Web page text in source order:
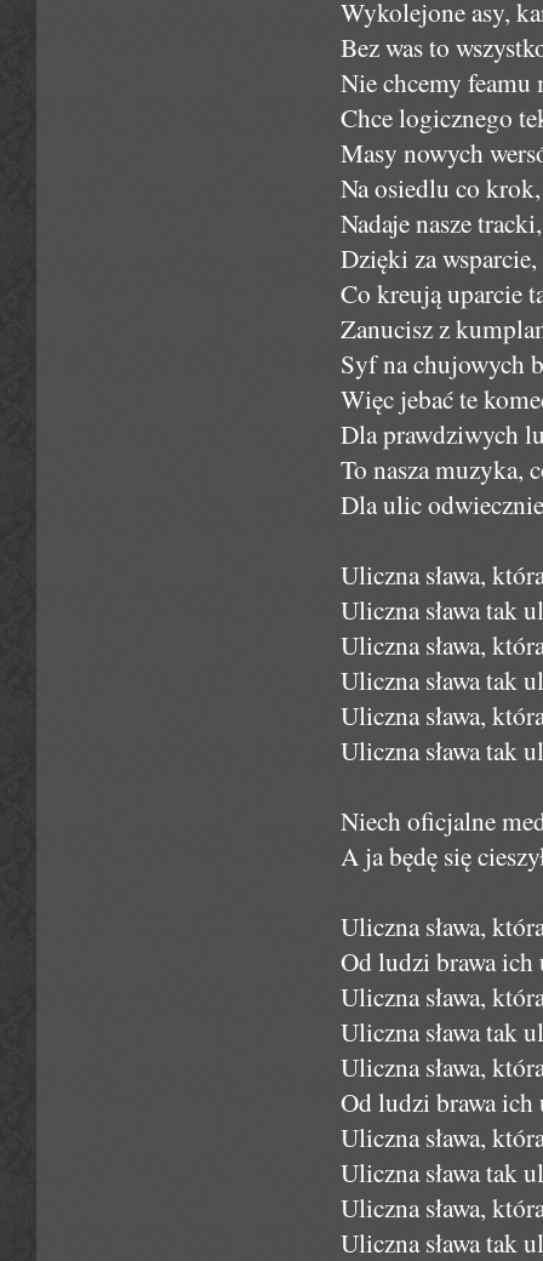
Wykolejone asy,
Bez was to
Nie chcemy feamu
Chce logicznego
Masy nowych
Na osiedlu co
Nadaje nasze
Dzięki za
Co kreują uparcie
Zanucisz z
Syf na chujowych
Więc jebać te
Dla prawdziwych
To nasza muzyka,
Dla ulic
Uliczna sława,
Uliczna sława tak
Uliczna sława,
Uliczna sława tak
Uliczna sława,
Uliczna sława tak
Niech oficjalne
A ja będę się
Uliczna sława,
Od ludzi brawa ich
Uliczna sława,
Uliczna sława tak
Uliczna sława,
Od ludzi brawa ich
Uliczna sława,
Uliczna sława tak
Uliczna sława,
Uliczna sława tak